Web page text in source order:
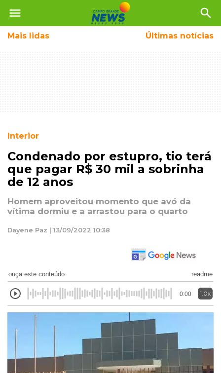
menu search
Mais lidas Últimas notícias
Interior
Condenado por estupro, tio terá
que pagar R$ 30 mil a sobrinha
de 12 anos
Homem aproveitou momento que avó da
vítima dormiu e a arrastou para o quarto
Dayene Paz | 13/09/2022 10:38
ouça este conteúdo readme
0:00 1.0x